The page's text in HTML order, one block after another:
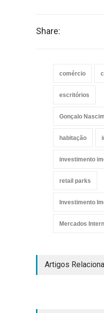
Share:
comércio
escritórios
Gonçalo
habitação
investimento
retail parks
Investimento
Mercados
Artigos